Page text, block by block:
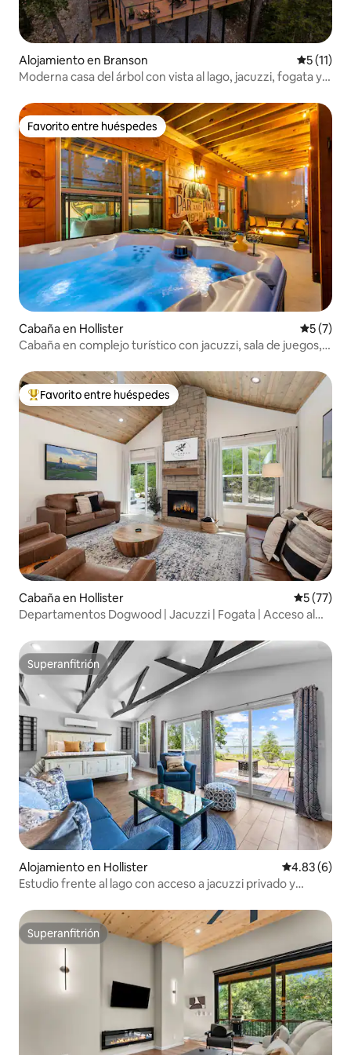
Alojamiento en Branson
5 (11)
Moderna casa del árbol con vista al lago, jacuzzi, fogata y
Favorito entre huéspedes
Favorito entre huéspedes
Cabaña en Hollister
5 (7)
Cabaña en complejo turístico con jacuzzi, sala de juegos,
Favorito entre huéspedes preferido
Favorito entre huéspedes
Cabaña en Hollister
5 (77)
Departamentos Dogwood | Jacuzzi | Fogata | Acceso al
Superanfitrión
Superanfitrión
Alojamiento en Hollister Calificación
4.83 (6)
Estudio frente al lago con acceso a jacuzzi privado y
Superanfitrión
Superanfitrión